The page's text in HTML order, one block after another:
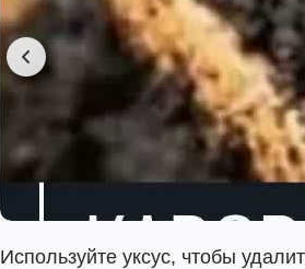
Используйте уксус, чтобы